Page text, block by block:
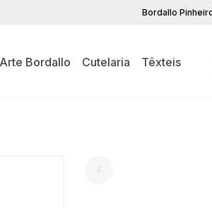
Bordallo
Arte Bordallo Cutelaria Têxteis